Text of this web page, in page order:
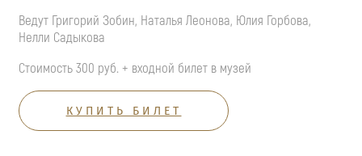
Ведут Григорий Зобин, Наталья Леонова, Юлия Горбова,
Нелли Садыкова
Стоимость 300 руб. + входной билет в музей
КУПИТЬ БИЛЕТ